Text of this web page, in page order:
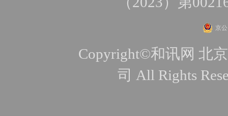
京
Copyright©和讯网 北
司 All Rights